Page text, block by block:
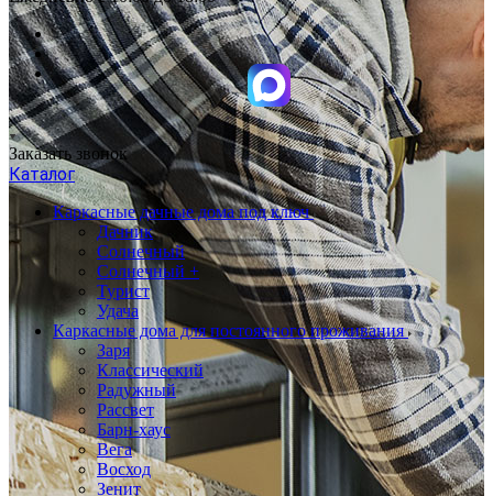
Заказать звонок
Каталог
Каркасные дачные дома под ключ
Дачник
Солнечный
Солнечный +
Турист
Удача
Каркасные дома для постоянного проживания
Заря
Классический
Радужный
Рассвет
Барн-хаус
Вега
Восход
Зенит